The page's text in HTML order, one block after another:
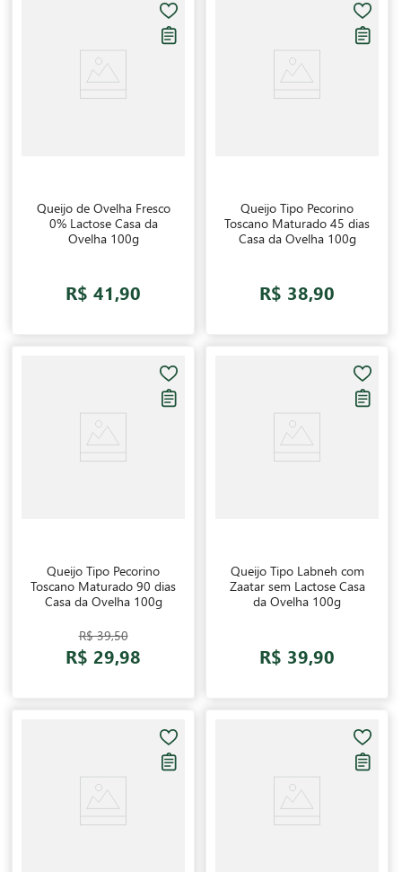
Queijo de Ovelha Fresco
0% Lactose Casa da
Ovelha 100g
R$ 41,90
Queijo Tipo Pecorino
Toscano Maturado 45 dias
Casa da Ovelha 100g
R$ 38,90
Queijo Tipo Pecorino
Toscano Maturado 90 dias
Casa da Ovelha 100g
R$ 39,50
R$ 29,98
Queijo Tipo Labneh com
Zaatar sem Lactose Casa
da Ovelha 100g
R$ 39,90